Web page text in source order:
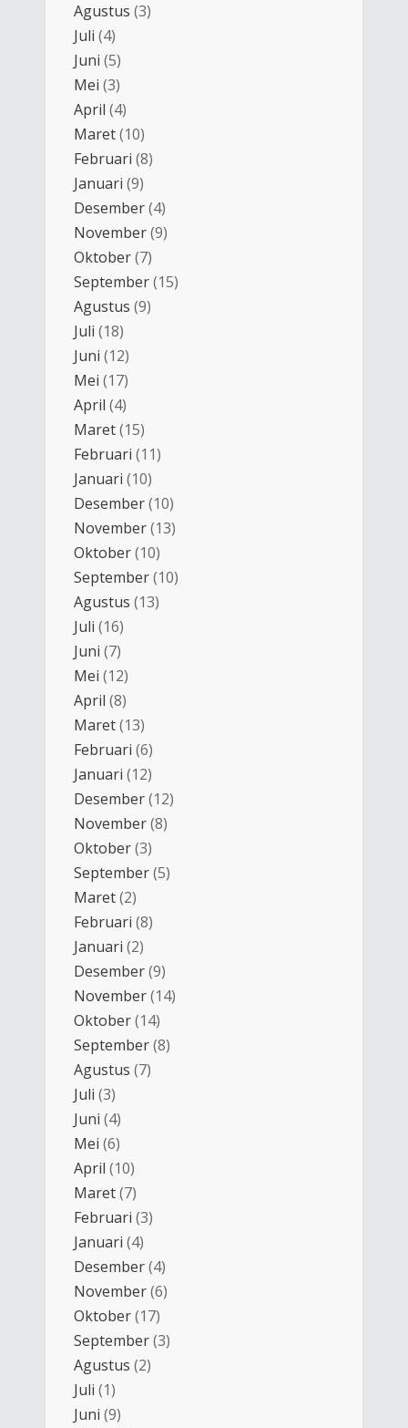
Agustus (3)
Juli (4)
Juni (5)
Mei (3)
April (4)
Maret(10)
Februari (8)
Januari (9)
Desember(4)
November(9)
Oktober(7)
September(15)
Agustus (9)
Juli (18)
Juni (12)
Mei (17)
April (4)
Maret(15)
Februari (11)
Januari (10)
Desember(10)
November(13)
Oktober(10)
September(10)
Agustus (13)
Juli (16)
Juni (7)
Mei (12)
April (8)
Maret(13)
Februari (6)
Januari (12)
Desember(12)
November(8)
Oktober(3)
September(5)
Maret(2)
Februari (8)
Januari (2)
Desember(9)
November(14)
Oktober(14)
September(8)
Agustus (7)
Juli (3)
Juni (4)
Mei (6)
April (10)
Maret(7)
Februari (3)
Januari (4)
Desember(4)
November(6)
Oktober(17)
September(3)
Agustus (2)
Juli (1)
Juni (9)